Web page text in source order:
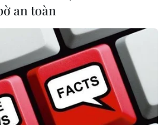
mong muốn
với các nước
ra thách thức
an toàn